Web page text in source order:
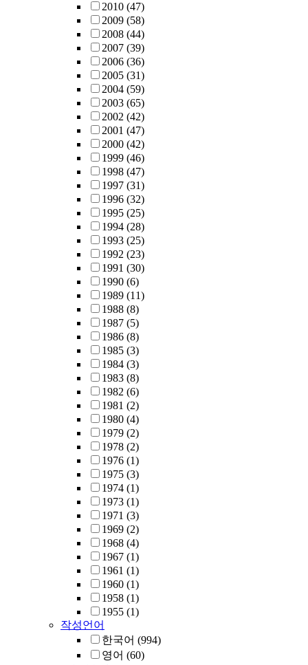
2010 (47)
2009 (58)
2008 (44)
2007 (39)
2006 (36)
2005 (31)
2004 (59)
2003 (65)
2002 (42)
2001 (47)
2000 (42)
1999 (46)
1998 (47)
1997 (31)
1996 (32)
1995 (25)
1994 (28)
1993 (25)
1992 (23)
1991 (30)
1990 (6)
1989 (11)
1988 (8)
1987 (5)
1986 (8)
1985 (3)
1984 (3)
1983 (8)
1982 (6)
1981 (2)
1980 (4)
1979 (2)
1978 (2)
1976 (1)
1975 (3)
1974 (1)
1973 (1)
1971 (3)
1969 (2)
1968 (4)
1967 (1)
1961 (1)
1960 (1)
1958 (1)
1955 (1)
작성언어
한국어 (994)
영어 (60)